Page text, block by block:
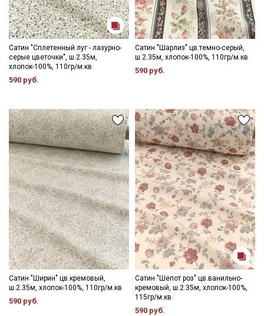
Сатин "Сплетенный луг - лазурно-
серые цветочки", ш.2.35м,
хлопок-100%, 110гр/м.кв
590 руб.
Сатин "Шарлиз" цв.темно-серый,
ш.2.35м, хлопок-100%, 110гр/м.кв
590 руб.
Сатин "Ширин" цв.кремовый,
ш.2.35м, хлопок-100%, 110гр/м.кв
590 руб.
Сатин "Шепот роз" цв.ванильно-
кремовый, ш.2.35м, хлопок-100%,
115гр/м.кв
590 руб.